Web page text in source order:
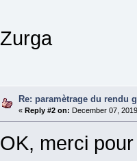
Zurga
Re: paramètrage du rendu
« Reply #2 on: December 07,
OK, merci